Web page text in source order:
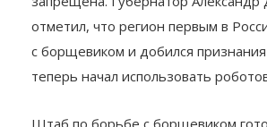
населённых пунктах, там, где
запрещена. Губернатор Александр
отметил, что регион первым в
с борщевиком и добился признания
теперь начал использовать роботов.